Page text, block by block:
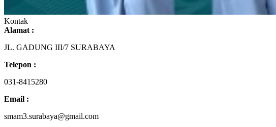
Kontak
Alamat :
JL. GADUNG III/7 SURABAYA
Telepon :
031-8415280
Email :
smam3.surabaya@gmail.com